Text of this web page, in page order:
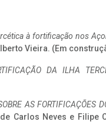
à fortificação nos
Vieira. (Em
DA ILHA
AS FORTIFICAÇÕES
Carlos Neves e Filipe